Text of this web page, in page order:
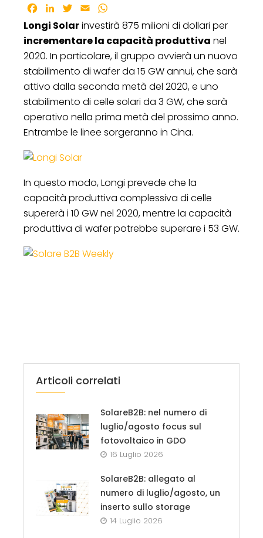
Facebook
LinkedInTwitter
Email
Longi Solarinvestirà 875 milioni di dollari per
incrementare la capacità produttiva nel
2020. In particolare, il gruppo avvierà un nuovo
stabilimento di wafer da 15 GW annui, che sarà
attivo dalla seconda metà del 2020, e uno
stabilimento di celle solari da 3 GW, che sarà
operativo nella prima metà del prossimo anno.
Entrambe le linee sorgeranno in Cina.
In questo modo, Longi prevede che la
capacità produttiva complessiva di celle
supererà i 10 GW nel 2020, mentre la capacità
produttiva di wafer potrebbe superare i 53 GW.
Articoli correlati
SolareB2B: nel numero di
luglio/agosto focus sul
fotovoltaico in GDO
16 Luglio 2026
SolareB2B: allegato al
numero di luglio/agosto, un
inserto sullo storage
14 Luglio 2026